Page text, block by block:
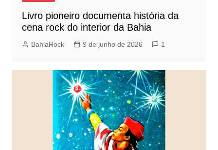
Livro pioneiro documenta história da
cena rock do interior da Bahia
BahiaRock 9 de junho de 2026 1